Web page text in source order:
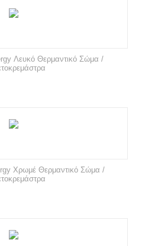
Λευκό Θερμαντικό Σώμα /
Χρωμέ Θερμαντικό Σώμα /